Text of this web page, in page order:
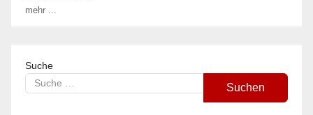
mehr ...
Suche
Suchen